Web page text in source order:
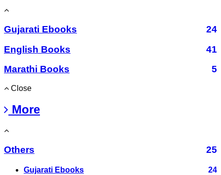
Gujarati Ebooks
24
English Books
41
Marathi Books
5
Close
More
Others 25
Gujarati Ebooks 24